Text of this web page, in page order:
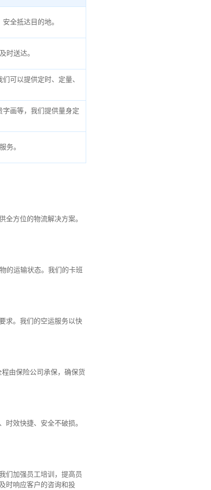
全抵达目的地。
时送达。
可以提供定时、定量、
画等，我们提供量身定
务。
方位的物流解决方案。
的运输状态。我们的卡班
求。我们的空运服务以快
由保险公司承保，确保货
效快捷、安全不破损。
们加强员工培训，提高员
时响应客户的咨询和投